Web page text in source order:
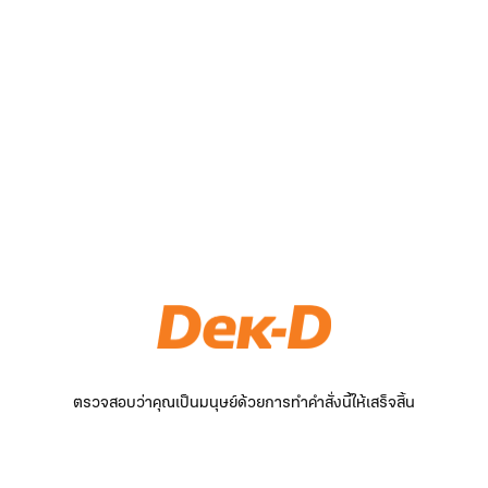
ตรวจสอบว่าคุณเป็นมนุษย์ด้วยการทำคำสั่งนี้ให้เสร็จสิ้น